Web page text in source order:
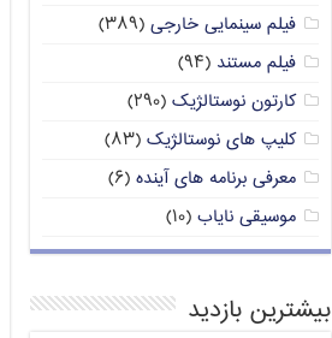
فیلم سینمایی خارجی (۳۸۹)
فیلم مستند (۹۴)
کارتون نوستالژیک (۲۹۰)
کلیپ های نوستالژیک (۸۳)
معرفی برنامه های آینده (۶)
موسیقی نایاب (۱۰)
بیشترین بازدید